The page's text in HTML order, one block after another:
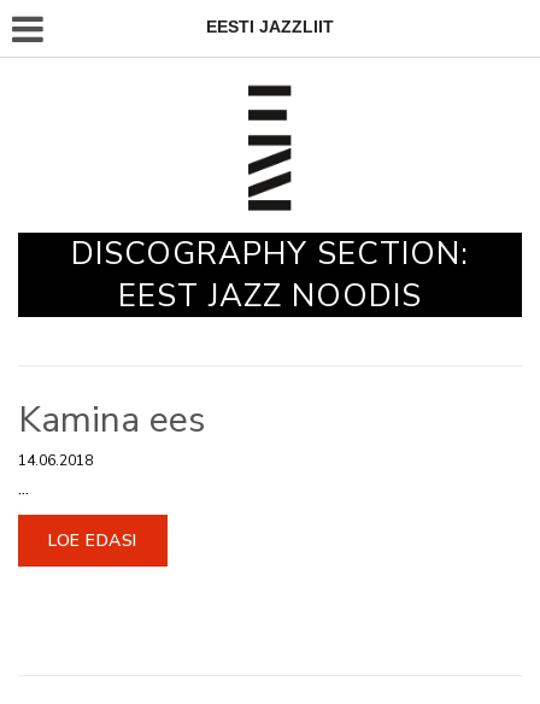
EESTI JAZZLIIT
DISCOGRAPHY SECTION:
EEST JAZZ NOODIS
Kamina ees
14.06.2018
...
LOE EDASI